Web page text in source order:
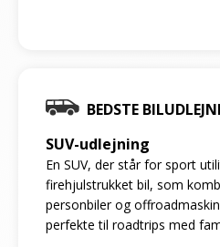
BEDSTE
SUV-udlejning
En SUV, der står for sport
firehjulstrukket bil, som
personbiler og
perfekte til roadtrips med